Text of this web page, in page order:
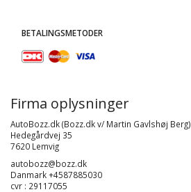
BETALINGSMETODER
Firma oplysninger
AutoBozz.dk (Bozz.dk v/ Martin Gavlshøj Berg)
Hedegårdvej 35
7620 Lemvig
autobozz@bozz.dk
Danmark +4587885030
cvr : 29117055